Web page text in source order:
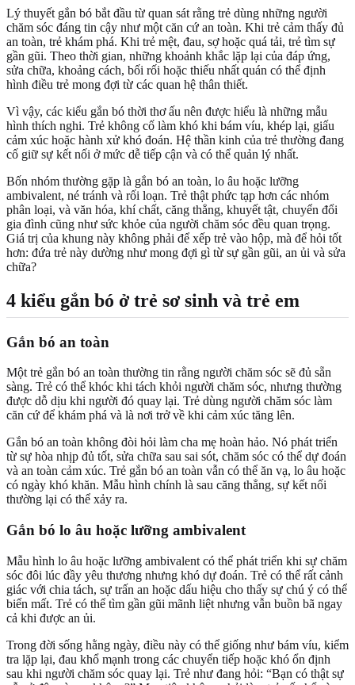
Lý thuyết gắn bó bắt đầu từ quan sát rằng trẻ dùng những người
chăm sóc đáng tin cậy như một căn cứ an toàn. Khi trẻ cảm thấy đủ
an toàn, trẻ khám phá. Khi trẻ mệt, đau, sợ hoặc quá tải, trẻ tìm sự
gần gũi. Theo thời gian, những khoảnh khắc lặp lại của đáp ứng,
sửa chữa, khoảng cách, bối rối hoặc thiếu nhất quán có thể định
hình điều trẻ mong đợi từ các quan hệ thân thiết.
Vì vậy, các kiểu gắn bó thời thơ ấu nên được hiểu là những mẫu
hình thích nghi. Trẻ không cố làm khó khi bám víu, khép lại, giấu
cảm xúc hoặc hành xử khó đoán. Hệ thần kinh của trẻ thường đang
cố giữ sự kết nối ở mức dễ tiếp cận và có thể quản lý nhất.
Bốn nhóm thường gặp là gắn bó an toàn, lo âu hoặc lưỡng
ambivalent, né tránh và rối loạn. Trẻ thật phức tạp hơn các nhóm
phân loại, và văn hóa, khí chất, căng thẳng, khuyết tật, chuyển đổi
gia đình cũng như sức khỏe của người chăm sóc đều quan trọng.
Giá trị của khung này không phải để xếp trẻ vào hộp, mà để hỏi tốt
hơn: đứa trẻ này dường như mong đợi gì từ sự gần gũi, an ủi và sửa
chữa?
4 kiểu gắn bó ở trẻ sơ sinh và trẻ em
Gắn bó an toàn
Một trẻ gắn bó an toàn thường tin rằng người chăm sóc sẽ đủ sẵn
sàng. Trẻ có thể khóc khi tách khỏi người chăm sóc, nhưng thường
được dỗ dịu khi người đó quay lại. Trẻ dùng người chăm sóc làm
căn cứ để khám phá và là nơi trở về khi cảm xúc tăng lên.
Gắn bó an toàn không đòi hỏi làm cha mẹ hoàn hảo. Nó phát triển
từ sự hòa nhịp đủ tốt, sửa chữa sau sai sót, chăm sóc có thể dự đoán
và an toàn cảm xúc. Trẻ gắn bó an toàn vẫn có thể ăn vạ, lo âu hoặc
có ngày khó khăn. Mẫu hình chính là sau căng thẳng, sự kết nối
thường lại có thể xảy ra.
Gắn bó lo âu hoặc lưỡng ambivalent
Mẫu hình lo âu hoặc lưỡng ambivalent có thể phát triển khi sự chăm
sóc đôi lúc đầy yêu thương nhưng khó dự đoán. Trẻ có thể rất cảnh
giác với chia tách, sự trấn an hoặc dấu hiệu cho thấy sự chú ý có thể
biến mất. Trẻ có thể tìm gần gũi mãnh liệt nhưng vẫn buồn bã ngay
cả khi được an ủi.
Trong đời sống hằng ngày, điều này có thể giống như bám víu, kiểm
tra lặp lại, đau khổ mạnh trong các chuyển tiếp hoặc khó ổn định
sau khi người chăm sóc quay lại. Trẻ như đang hỏi: “Bạn có thật sự